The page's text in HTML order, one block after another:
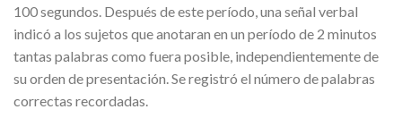
100 segundos. Después de este período, una señal verbal
indicó a los sujetos que anotaran en un período de 2 minutos
tantas palabras como fuera posible, independientemente de
su orden de presentación. Se registró el número de palabras
correctas recordadas.